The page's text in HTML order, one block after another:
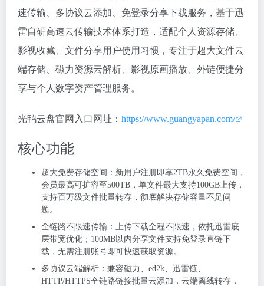
速传输、多协议云添加、免登录分享下载服务，基于迅
雷自研高速云传输技术体系打造，适配个人资源存储、
影视收藏、文件分享用户使用习惯，专注于超大文件云
端存储、磁力资源云解析、影视原画播放、外链便捷分
享与个人数字资产管理服务。
光鸭云盘官网入口网址： https://www.guangyapan.com/
核心功能
超大免费存储空间：新用户注册即享2TB永久免费空间 ，
会员最高可扩容至500TB，单文件最大支持100GB上传，
支持百万级文件批量转存，彻底解决存储容量不足问
题。
全链路不限速传输：上传下载全程不限速，依托迅雷底
层带宽优化；100MB以内分享文件支持免登录直链下
载 ，无需注册账号即可快速获取资源。
多协议云端解析：兼容磁力、ed2k、迅雷链、
HTTP/HTTPS全链路链接批量云添加，云端离线转存，